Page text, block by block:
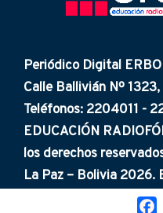
Periódico Digital
Calle Ballivián Nº
Teléfonos: 2204011 -
EDUCACIÓN
los derechos
La Paz – Bolivia 2026.